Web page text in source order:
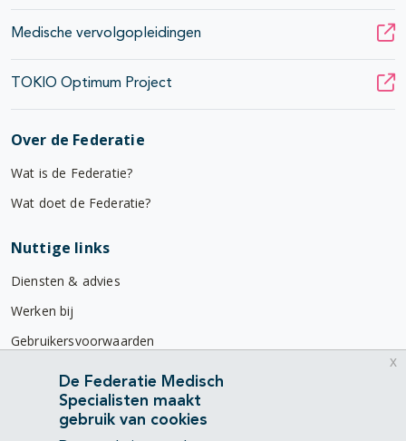
Medische vervolgopleidingen
TOKIO Optimum Project
Over de Federatie
Wat is de Federatie?
Wat doet de Federatie?
Nuttige links
Diensten & advies
Werken bij
Gebruikersvoorwaarden
Privacyverklaring
Contact
De Federatie Medisch
Specialisten maakt
gebruik van cookies
x